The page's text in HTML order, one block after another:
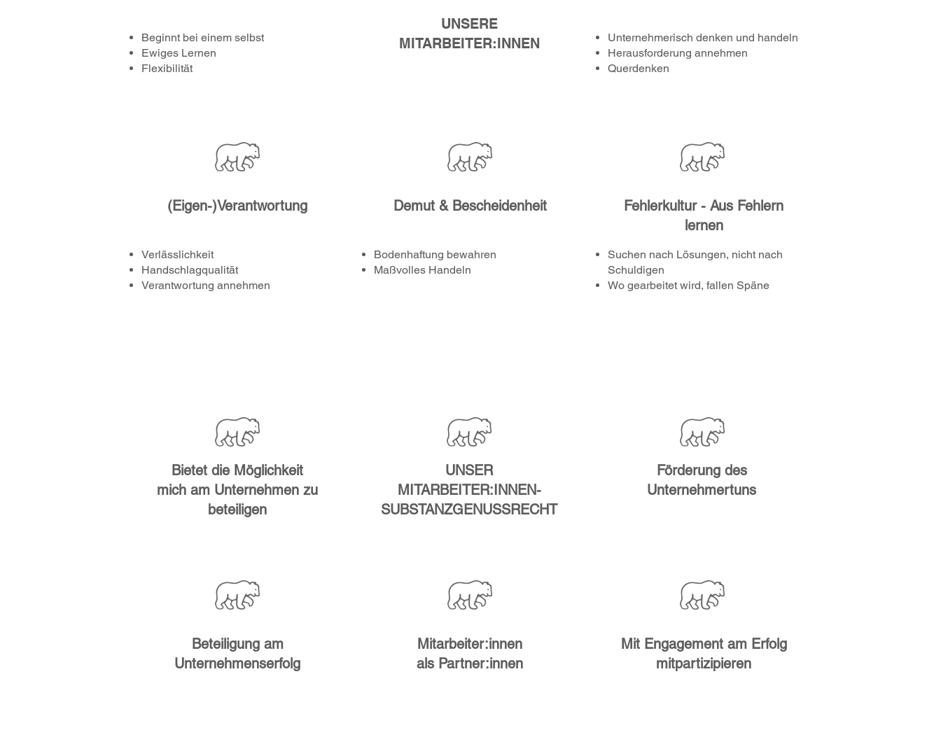
Beginnt bei einem selbst
Ewiges Lernen
Flexibilität
UNSERE
MITARBEITER:INNEN
Unternehmerisch denken und handeln
Herausforderung annehmen
Querdenken
(Eigen-)Verantwortung
Verlässlichkeit
Handschlagqualität
Verantwortung annehmen
Demut & Bescheidenheit
Bodenhaftung bewahren
Maßvolles Handeln
Fehlerkultur - Aus Fehlern
lernen
Suchen nach Lösungen, nicht nach
Schuldigen
Wo gearbeitet wird, fallen Späne
Bietet die Möglichkeit
mich am Unternehmen zu
beteiligen
UNSER
MITARBEITER:INNEN-
SUBSTANZGENUSSRECHT
Förderung des
Unternehmertuns
Beteiligung am
Unternehmenserfolg
Mitarbeiter:innen
als Partner:innen
Mit Engagement am Erfolg
mitpartizipieren